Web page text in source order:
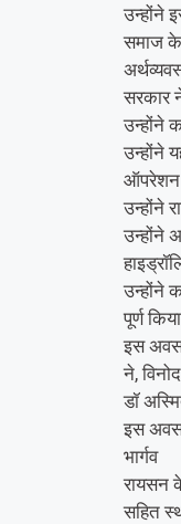
उन्होंने
समाज के
सरकार
उन्होंने
उन्होंने
ऑपरेशन
उन्होंने
उन्होंने
उन्होंने
पूर्ण
इस
ने,
डॉ
इस
भार्गव
रायसन
सहित